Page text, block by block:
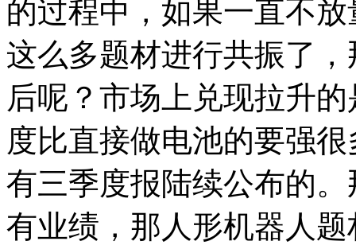
的过程中，如果一直不
这么多题材进行共振了
后呢？市场上兑现拉升
度比直接做电池的要强
有三季度报陆续公布的
有业绩，那人形机器人